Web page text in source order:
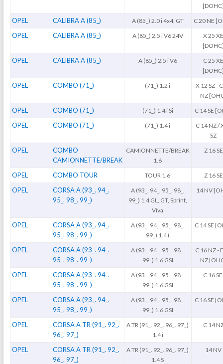
OPEL CALIBRA A (85_) A (85_) 2.0 i 4x4, GT C 20 NE
OPEL CALIBRA A (85_) A (85_) 2.5 i V6 24V
X 25
OPEL CALIBRA A (85_) A (85_) 2.5 i V6
C 25
OPEL COMBO (71_) (71_) 1.2 i
X 12 SZ -
NZ
OPEL COMBO (71_) (71_) 1.4 i Si C 14 SE
OPEL COMBO (71_) (71_) 1.4 i
C 14 NZ /
SZ
OPEL
COMBO
CAMIONNETTE/BREAK
CAMIONNETTE/BREAK
1.6
Z 16 SE
OPEL COMBO TOUR TOUR 1.6 Z 16 SE
OPEL
CORSA A (93_. 94_.
95_. 98_. 99_)
A (93_. 94_. 95_. 98_.
99_) 1.4 GL, GT, Sprint,
Viva
14 NV
OPEL
CORSA A (93_. 94_.
95_. 98_. 99_)
A (93_. 94_. 95_. 98_.
99_) 1.4 i
C 14 SE
OPEL
CORSA A (93_. 94_.
95_. 98_. 99_)
A (93_. 94_. 95_. 98_.
99_) 1.6 GSI
C 16 NZ -
NZ
OPEL
CORSA A (93_. 94_.
95_. 98_. 99_)
A (93_. 94_. 95_. 98_.
99_) 1.6 GSI
C 16
OPEL
CORSA A (93_. 94_.
95_. 98_. 99_)
A (93_. 94_. 95_. 98_.
99_) 1.6 GSI
C 16 SE
OPEL
CORSA A TR (91_. 92_.
96_. 97_)
A TR (91_. 92_. 96_. 97_)
1.4 i
C 14
OPEL
CORSA A TR (91_. 92_.
96_. 97_)
A TR (91_. 92_. 96_. 97_)
1.4 S
14 NV